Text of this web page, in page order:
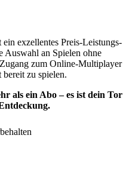
exzellentes Preis-Leistungs-
Auswahl an Spielen ohne
zum Online-Multiplayer
zu spielen.
als ein Abo – es ist dein Tor